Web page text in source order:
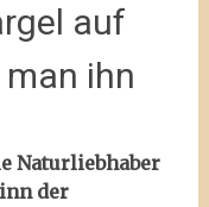
auf
ihn
Naturliebhaber
der